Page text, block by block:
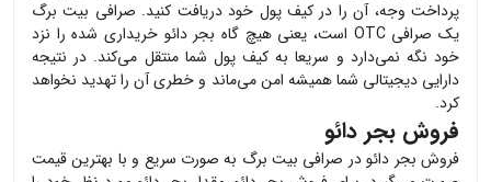
پرداخت وجه، آن را در کیف پول خود دریافت کنید. صرافی بیت برگ
یک صرافی OTC است، یعنی هیچ گاه
بجر دائو خریداری شده را نزد
خود نگه نمی‌دارد و سریعا به کیف پول شما منتقل می‌کند. در نتیجه
دارایی دیجیتالی شما همیشه امن می‌ماند و خطری آن را تهدید نخواهد
کرد.
فروش بجر دائو
فروش بجر دائودر صرافی بیت برگ به صورت سریع و با بهترین قیمت